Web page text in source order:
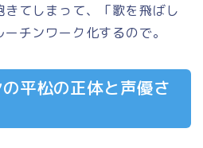
てしまって、「歌を飛ばし
チンワーク化するので。
平松の正体と声優さ